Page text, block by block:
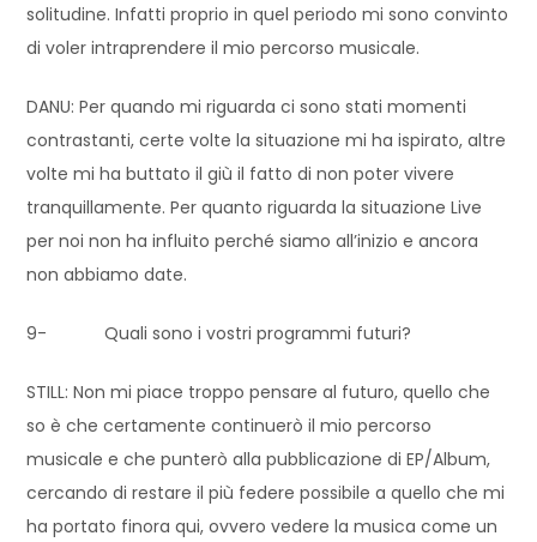
solitudine. Infatti proprio in quel periodo mi sono convinto
di voler intraprendere il mio percorso musicale.
DANU: Per quando mi riguarda ci sono stati momenti
contrastanti, certe volte la situazione mi ha ispirato, altre
volte mi ha buttato il giù il fatto di non poter vivere
tranquillamente. Per quanto riguarda la situazione Live
per noi non ha influito perché siamo all’inizio e ancora
non abbiamo date.
9- Quali sono i vostri programmi futuri?
STILL: Non mi piace troppo pensare al futuro, quello che
so è che certamente continuerò il mio percorso
musicale e che punterò alla pubblicazione di EP/Album,
cercando di restare il più federe possibile a quello che mi
ha portato finora qui, ovvero vedere la musica come un